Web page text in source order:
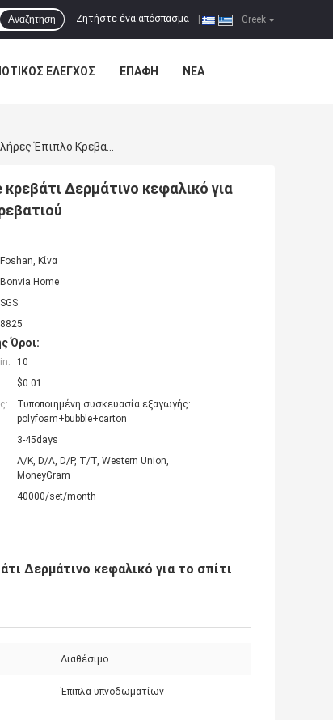
Greek
Ζητήστε ένα απόσπασμα
Αναζήτηση
ΈΛΕΓΧΟΣ ΕΠΑΦΉ ΝΈΑ
Δερμάτινο κεφαλικό για
Foshan, Κίνα
Bonvia Home
SGS
8825
Όροι:
10
$0.01
Τυποποιημένη συσκευασία εξαγωγής:
polyfoam+bubble+carton
3-45days
Λ/Κ, D/A, D/P, T/T, Western Union,
MoneyGram
40000/set/month
Δερμάτινο κεφαλικό για το σπίτι
Διαθέσιμο
Έπιπλα υπνοδωματίων